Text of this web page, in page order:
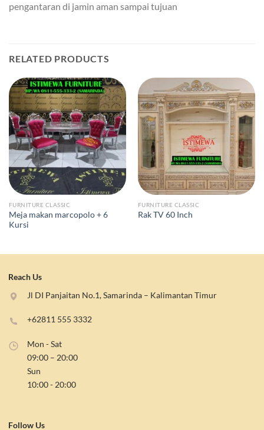
pengantaran di jamin aman sampai tujuan
RELATED PRODUCTS
FURNITURE CLASSIC
Meja makan marcopolo + 6
Kursi
FURNITURE CLASSIC
Rak TV 60 Inch
Reach Us
+62811 555 3332